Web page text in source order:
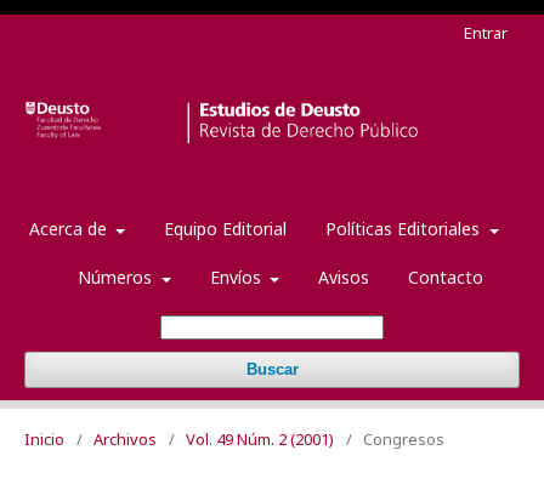
Acerca de Equipo Editorial Políticas Editoriales
Números Envíos Avisos Contacto
Buscar
Entrar
Inicio / Archivos / Vol. 49 Núm. 2 (2001) / Congresos